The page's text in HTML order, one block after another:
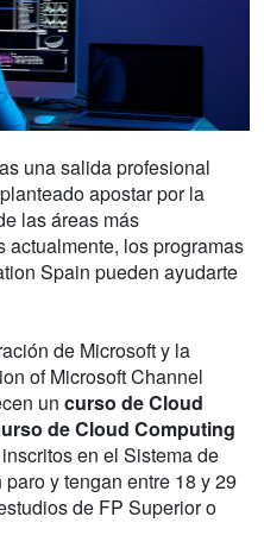
una salida profesional
apostar por la
las áreas más
actualmente, los programas
Spain pueden ayudarte
de Microsoft y la
of Microsoft Channel
un curso de Cloud
de Cloud Computing
en el Sistema de
y tengan entre 18 y 29
de FP Superior o